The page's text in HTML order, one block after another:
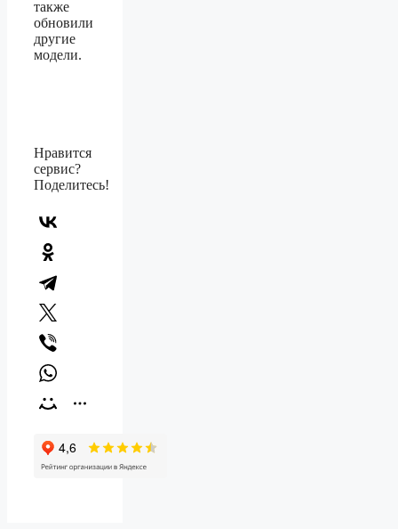
также
обновили
другие
модели.
Нравится
сервис?
Поделитесь!